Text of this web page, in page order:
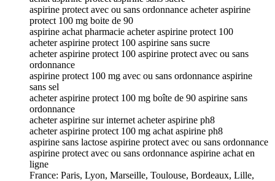
aspirine protect avec ou sans ordonnance acheter aspirine
protect 100 mg boite de 90
aspirine achat pharmacie acheter aspirine protect 100
acheter aspirine protect 100 aspirine sans sucre
acheter aspirine protect 100 aspirine protect avec ou sans
ordonnance
aspirine protect 100 mg avec ou sans ordonnance aspirine
sans sel
acheter aspirine protect 100 mg boîte de 90 aspirine sans
ordonnance
acheter aspirine sur internet acheter aspirine ph8
acheter aspirine protect 100 mg achat aspirine ph8
aspirine sans lactose aspirine protect avec ou sans ordonnance
aspirine protect avec ou sans ordonnance aspirine achat en
ligne
France: Paris, Lyon, Marseille, Toulouse, Bordeaux, Lille,